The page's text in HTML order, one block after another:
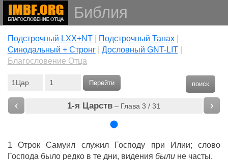
Библия
Подстрочный LXX+NT| Подстрочный Танах|
Cинодальный + Стронг| Дословный GNT-LIT|
Благословение Отца
поиск
Перейти
‹ 1-я Царств – Глава 3 / 31 ›
1 Отрок Самуил служил Господу при Илии; слово
Господа было редко в те дни, видения былине часты.